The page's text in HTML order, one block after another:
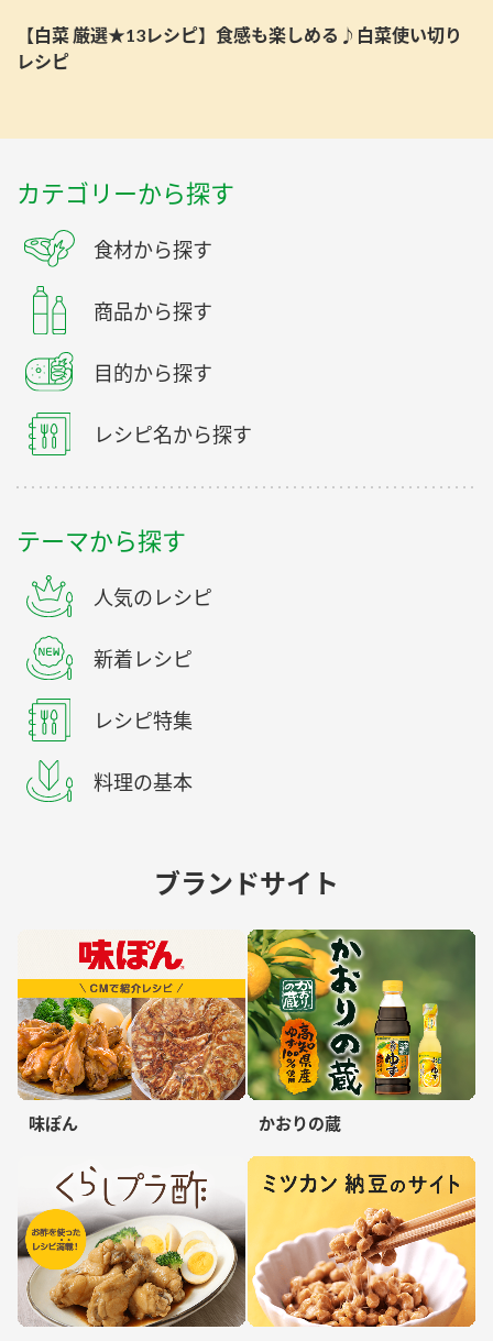
【白菜 厳選★13レシピ】食感も楽しめる♪白菜使い切り
レシピ
カテゴリーから探す
食材から探す
商品から探す
目的から探す
レシピ名から探す
テーマから探す
人気のレシピ
新着レシピ
レシピ特集
料理の基本
ブランドサイト
味ぽん かおりの蔵